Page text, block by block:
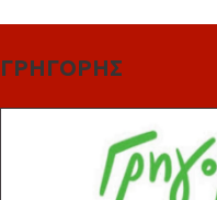
ΓΡΗΓΟΡΗΣ